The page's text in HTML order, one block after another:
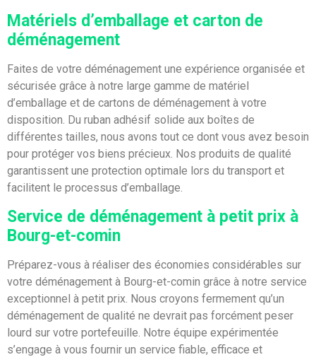
Matériels d’emballage et carton de
déménagement
Faites de votre déménagement une expérience organisée et
sécurisée grâce à notre large gamme de matériel
d’emballage et de cartons de déménagement à votre
disposition. Du ruban adhésif solide aux boîtes de
différentes tailles, nous avons tout ce dont vous avez besoin
pour protéger vos biens précieux. Nos produits de qualité
garantissent une protection optimale lors du transport et
facilitent le processus d’emballage.
Service de déménagement à petit prix à
Bourg-et-comin
Préparez-vous à réaliser des économies considérables sur
votre déménagement à Bourg-et-comin grâce à notre service
exceptionnel à petit prix. Nous croyons fermement qu’un
déménagement de qualité ne devrait pas forcément peser
lourd sur votre portefeuille. Notre équipe expérimentée
s’engage à vous fournir un service fiable, efficace et